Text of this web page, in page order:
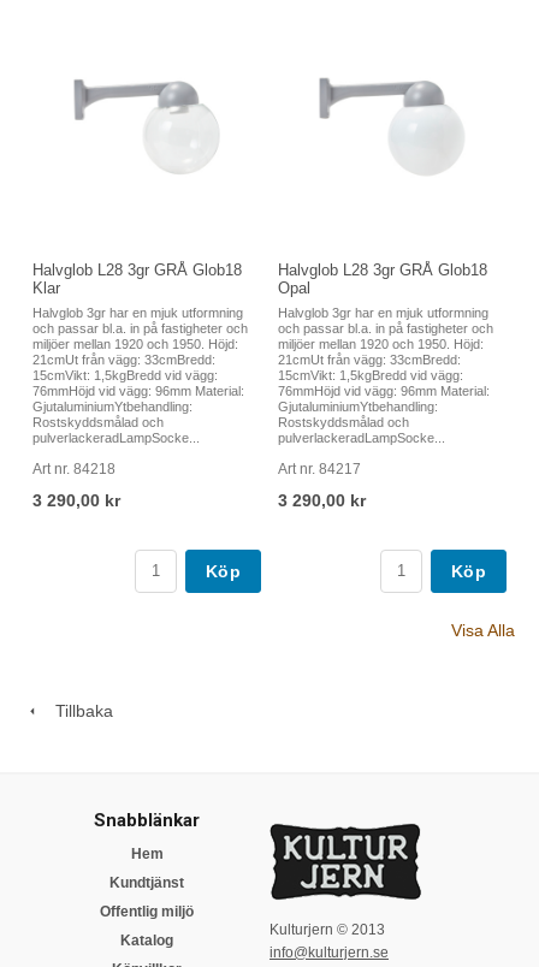
Halvglob L28 3gr GRÅ Glob18
Klar
Halvglob 3gr har en mjuk utformning
och passar bl.a. in på fastigheter och
miljöer mellan 1920 och 1950. Höjd:
21cmUt från vägg: 33cmBredd:
15cmVikt: 1,5kgBredd vid vägg:
76mmHöjd vid vägg: 96mm Material:
GjutaluminiumYtbehandling:
Rostskyddsmålad och
pulverlackeradLampSocke...
Art nr. 84218
3 290,00 kr
Köp
Halvglob L28 3gr GRÅ Glob18
Opal
Halvglob 3gr har en mjuk utformning
och passar bl.a. in på fastigheter och
miljöer mellan 1920 och 1950. Höjd:
21cmUt från vägg: 33cmBredd:
15cmVikt: 1,5kgBredd vid vägg:
76mmHöjd vid vägg: 96mm Material:
GjutaluminiumYtbehandling:
Rostskyddsmålad och
pulverlackeradLampSocke...
Art nr. 84217
3 290,00 kr
Köp
Visa Alla
Tillbaka
Snabblänkar
Hem
Kundtjänst
Offentlig miljö
Katalog
Kulturjern © 2013
info@kulturjern.se